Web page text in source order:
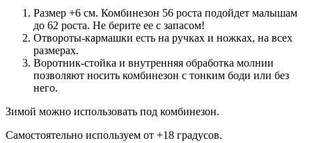
Размер +6 см. Комбинезон 56 роста подойдет малышам
до 62 роста. Не берите ее с запасом!
Отвороты-кармашки есть на ручках и ножках, на всех
размерах.
Воротник-стойка и внутренняя обработка молнии
позволяют носить комбинезон с тонким боди или без
него.
Зимой можно использовать под комбинезон.
Самостоятельно используем от +18 градусов.